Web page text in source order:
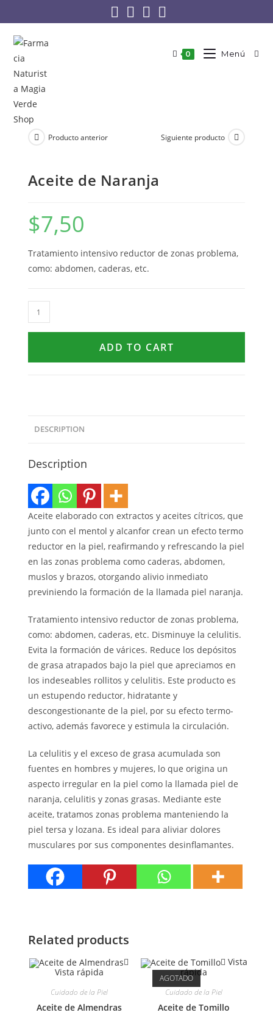
0 Menú
Producto anterior Siguiente producto
Aceite de Naranja
$7,50
Tratamiento intensivo reductor de zonas problema,
como: abdomen, caderas, etc.
ADD TO CART
DESCRIPTION
Description
Aceite elaborado con extractos y aceites cítricos, que
junto con el mentol y alcanfor crean un efecto termo
reductor en la piel, reafirmando y refrescando la piel
en las zonas problema como caderas, abdomen,
muslos y brazos, otorgando alivio inmediato
previniendo la formación de la llamada piel naranja.
Tratamiento intensivo reductor de zonas problema,
como: abdomen, caderas, etc. Disminuye la celulitis.
Evita la formación de várices. Reduce los depósitos
de grasa atrapados bajo la piel que apreciamos en
los indeseables rollitos y celulitis. Este producto es
un estupendo reductor, hidratante y
descongestionante de la piel, por su efecto termo-
activo, además favorece y estimula la circulación.
La celulitis y el exceso de grasa acumulada son
fuentes en hombres y mujeres, lo que origina un
aspecto irregular en la piel como la llamada piel de
naranja, celulitis y zonas grasas. Mediante este
aceite, tratamos zonas problema manteniendo la
piel tersa y lozana. Es ideal para aliviar dolores
musculares por sus componentes desinflamantes.
Related products
Vista rápida
Cuidado de la Piel
Aceite de Almendras
AGOTADO
Vista
rápida
Cuidado de la Piel
Aceite de Tomillo